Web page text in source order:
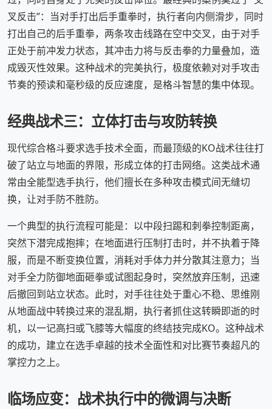
叉反击”：当对手打出后手重拳时，执行者向内侧滑步，同时
打出自己的后手重拳，两条攻击线路在空中交叉，由于对手
正处于前冲发力状态，其冲击力将与反击拳的力量叠加，造
成毁灭性效果。这种战术的完美执行，极度依赖对对手攻击
节奏的预读和毫秒级的反应速度，是格斗智慧的集中体现。
经典战术三：立体打击与攻防转换
现代综合格斗要求选手技术全面，而最顶级的KO战术往往打
破了站立与地面的界限，形成立体的打击网络。这类战术通
常由全能型选手执行，他们擅长在多种攻击模式间无缝切
换，让对手防不胜防。
一个典型的执行流程可能是：以中段扫踢和刺拳控制距离，
突然下潜完成抱摔；在地面进行压制打击时，并不执着于降
服，而是不断变换位置，消耗对手体力并分散其注意力；当
对手全力防御地面砸拳或试图起身时，突然放弃压制，迅速
后撤回到站立状态。此时，对手往往处于重心不稳、思维刚
从地面战中转换过来的混乱期，执行者抓住这转瞬即逝的时
机，以一记高扫或飞膝等大幅度的终结技完成KO。这种战术
的成功，建立在选手卓越的技术全面性和对比赛节奏超凡的
掌控力之上。
临场应变：战术执行中的微调与决断